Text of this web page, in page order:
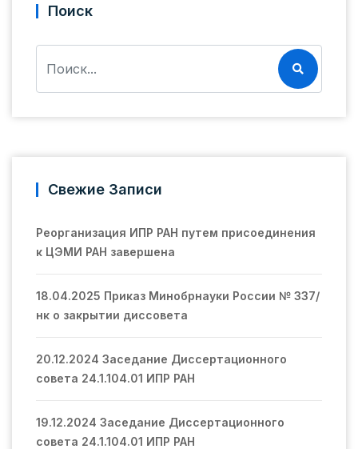
Поиск
Свежие Записи
Реорганизация ИПР РАН путем присоединения
к ЦЭМИ РАН завершена
18.04.2025 Приказ Минобрнауки России № 337/
нк о закрытии диссовета
20.12.2024 Заседание Диссертационного
совета 24.1.104.01 ИПР РАН
19.12.2024 Заседание Диссертационного
совета 24.1.104.01 ИПР РАН